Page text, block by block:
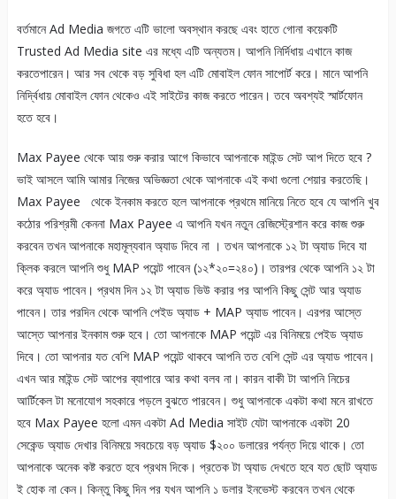
বর্তমানে Ad Media জগতে এটি ভালো অবস্থান করছে এবং হাতে গোনা কয়েকটি
Trusted Ad Media site এর মধ্যে এটি অন্যতম। আপনি নির্দিধায় এখানে কাজ
করতেপারেন। আর সব থেকে বড় সুবিধা হল এটি মোবাইল ফোন সাপোর্ট করে। মানে আপনি
নির্দ্বিধায় মোবাইল ফোন থেকেও এই সাইটের কাজ করতে পারেন। তবে অবশ্যই স্মার্টফোন
হতে হবে।
Max Payee থেকে আয় শুরু করার আগে কিভাবে আপনাকে মাইন্ড সেট আপ দিতে হবে ?
ভাই আসলে আমি আমার নিজের অভিজ্ঞতা থেকে আপনাকে এই কথা গুলো শেয়ার করতেছি।
Max Payee থেকে ইনকাম করতে হলে আপনাকে প্রথমে মানিয়ে নিতে হবে যে আপনি খুব
কঠোর পরিশ্রমী কেননা Max Payee এ আপনি যখন নতুন রেজিস্ট্রেশান করে কাজ শুরু
করবেন তখন আপনাকে মহামূল্যবান অ্যাড দিবে না । তখন আপনাকে ১২ টা অ্যাড দিবে যা
ক্লিক করলে আপনি শুধু MAP পয়েন্ট পাবেন (১২*২০=২৪০)। তারপর থেকে আপনি ১২ টা
করে অ্যাড পাবেন। প্রথম দিন ১২ টা অ্যাড ভিউ করার পর আপনি কিছু সেন্ট আর অ্যাড
পাবেন। তার পরদিন থেকে আপনি পেইড অ্যাড + MAP অ্যাড পাবেন। এরপর আস্তে
আস্তে আপনার ইনকাম শুরু হবে। তো আপনাকে MAP পয়েন্ট এর বিনিময়ে পেইড অ্যাড
দিবে। তো আপনার যত বেশি MAP পয়েন্ট থাকবে আপনি তত বেশি সেন্ট এর অ্যাড পাবেন।
এখন আর মাইন্ড সেট আপের ব্যাপারে আর কথা বলব না। কারন বাকী টা আপনি নিচের
আর্টিকেল টা মনোযোগ সহকারে পড়লে বুঝতে পারবেন। শুধু আপনাকে একটা কথা মনে রাখতে
হবে Max Payee হলো এমন একটা Ad Media সাইট যেটা আপনাকে একটা 20
সেকেন্ড অ্যাড দেখার বিনিময়ে সবচেয়ে বড় অ্যাড $২০০ ডলারের পর্যন্ত দিয়ে থাকে। তো
আপনাকে অনেক কষ্ট করতে হবে প্রথম দিকে। প্রতেক টা অ্যাড দেখতে হবে যত ছোট অ্যাড
ই হোক না কেন। কিন্তু কিছু দিন পর যখন আপনি ১ ডলার ইনভেস্ট করবেন তখন থেকে